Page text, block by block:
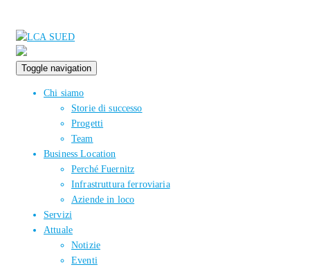
Toggle navigation
Chi siamo
Storie di successo
Progetti
Team
Business Location
Perché Fuernitz
Infrastruttura ferroviaria
Aziende in loco
Servizi
Attuale
Notizie
Eventi